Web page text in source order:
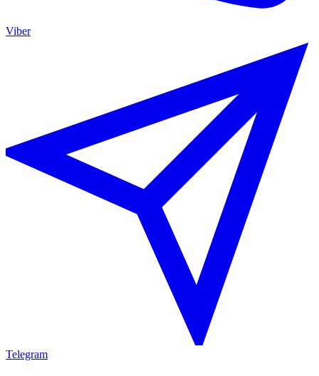
Viber
Telegram